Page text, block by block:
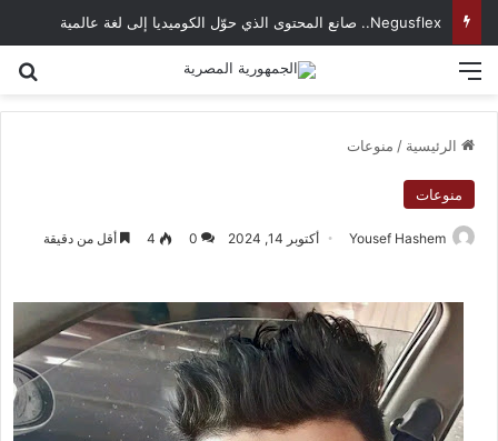
Negusflex.. صانع المحتوى الذي حوّل الكوميديا إلى لغة عالمية
الرئيسية / منوعات
منوعات
Yousef Hashem أكتوبر 14, 2024 0
4 أقل من دقيقة